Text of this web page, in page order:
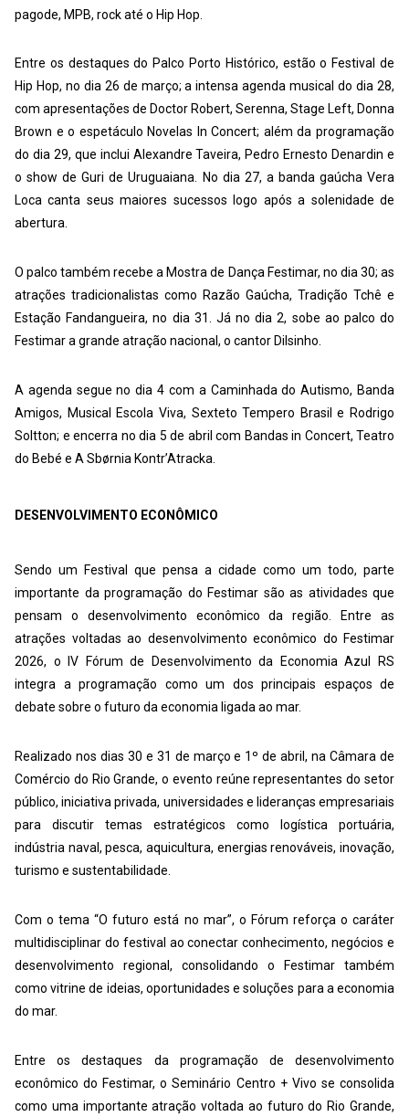
pagode, MPB, rock até o Hip Hop.
Entre os destaques do Palco Porto Histórico, estão o Festival de
Hip Hop, no dia 26 de março; a intensa agenda musical do dia 28,
com apresentações de Doctor Robert, Serenna, Stage Left, Donna
Brown e o espetáculo Novelas In Concert; além da programação
do dia 29, que inclui Alexandre Taveira, Pedro Ernesto Denardin e
o show de Guri de Uruguaiana. No dia 27, a banda gaúcha Vera
Loca canta seus maiores sucessos logo após a solenidade de
abertura.
O palco também recebe a Mostra de Dança Festimar, no dia 30; as
atrações tradicionalistas como Razão Gaúcha, Tradição Tchê e
Estação Fandangueira, no dia 31. Já no dia 2, sobe ao palco do
Festimar a grande atração nacional, o cantor Dilsinho.
A agenda segue no dia 4 com a Caminhada do Autismo, Banda
Amigos, Musical Escola Viva, Sexteto Tempero Brasil e Rodrigo
Soltton; e encerra no dia 5 de abril com Bandas in Concert, Teatro
do Bebé e A Sbørnia Kontr’Atracka.
DESENVOLVIMENTO ECONÔMICO
Sendo um Festival que pensa a cidade como um todo, parte
importante da programação do Festimar são as atividades que
pensam o desenvolvimento econômico da região. Entre as
atrações voltadas ao desenvolvimento econômico do Festimar
2026, o IV Fórum de Desenvolvimento da Economia Azul RS
integra a programação como um dos principais espaços de
debate sobre o futuro da economia ligada ao mar.
Realizado nos dias 30 e 31 de março e 1º de abril, na Câmara de
Comércio do Rio Grande, o evento reúne representantes do setor
público, iniciativa privada, universidades e lideranças empresariais
para discutir temas estratégicos como logística portuária,
indústria naval, pesca, aquicultura, energias renováveis, inovação,
turismo e sustentabilidade.
Com o tema “O futuro está no mar”, o Fórum reforça o caráter
multidisciplinar do festival ao conectar conhecimento, negócios e
desenvolvimento regional, consolidando o Festimar também
como vitrine de ideias, oportunidades e soluções para a economia
do mar.
Entre os destaques da programação de desenvolvimento
econômico do Festimar, o Seminário Centro + Vivo se consolida
como uma importante atração voltada ao futuro do Rio Grande,